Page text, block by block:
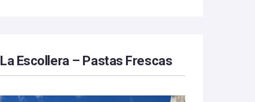
La Escollera – Pastas Frescas